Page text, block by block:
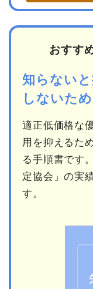
おすす
知らない
しないため
適正低価格な
用を抑えるた
る手順書です
定協会」の実
す。